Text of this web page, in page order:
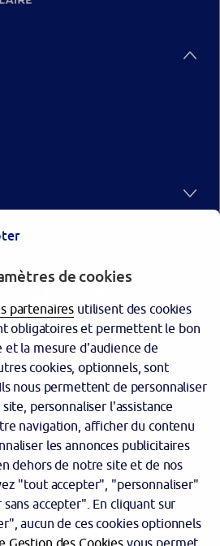
personnelles
de cookies
partenaires utilisent des cookies
obligatoires et permettent le bon
la mesure d'audience de
cookies, optionnels, sont
nous permettent de personnaliser
personnaliser l'assistance
navigation, afficher du contenu
les annonces publicitaires
dehors de notre site et de nos
"tout accepter", "personnaliser"
accepter". En cliquant sur
aucun de ces cookies optionnels
Gestion des Cookiesvous permet